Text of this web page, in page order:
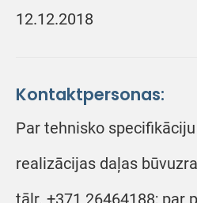
12.12.2018
Kontaktpersonas:
Par tehnisko
realizācijas daļas
tālr. +371 26464188; par